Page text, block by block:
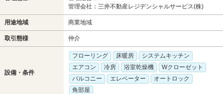
管理会社：三井不動産レジデンシャルサービス(株)
用途地域 商業地域
取引態様 仲介
設備・条件
フローリング 床暖房
システムキッチン
エアコン
冷房 浴室乾燥機
Wクローゼット
バルコニー
エレベーター
オートロック
角部屋